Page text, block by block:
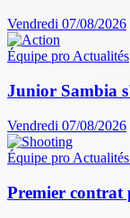
Vendredi 07/08/2026
Équipe proActualités
Junior Sambia
Vendredi 07/08/2026
Équipe pro Actualités
Premier contrat